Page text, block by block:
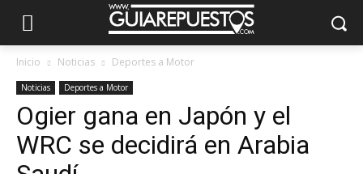
Inicio Noticias Deportes a Motor
Noticias Deportes a Motor
Ogier gana en Japón y el
WRC se decidirá en Arabia